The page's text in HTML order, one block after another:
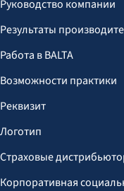
Руководство компании
Результаты
Работа в BALTA
Возможности практики
Реквизит
Логотип
Страховые
Корпоративная